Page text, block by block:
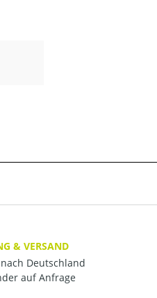
& VERSAND
Deutschland
auf Anfrage